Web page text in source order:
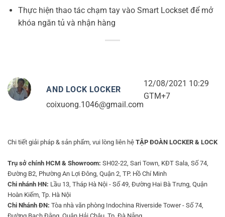
Thực hiện thao tác chạm tay vào Smart Lockset để mở
khóa ngăn tủ và nhận hàng
AND LOCK LOCKER
coixuong.1046@gmail.com
12/08/2021 10:29
GTM+7
Chi tiết giải pháp & sản phẩm, vui lòng liên hệ TẬP ĐOÀN LOCKER & LOCK
Trụ sở chính HCM & Showroom: SH02-22, Sari Town, KĐT Sala, Số 74,
Đường B2, Phường An Lợi Đông, Quận 2, TP. Hồ Chí Minh
Chi nhánh HN: Lầu 13, Tháp Hà Nội - Số 49, Đường Hai Bà Trưng, Quận
Hoàn Kiếm, Tp. Hà Nội
Chi Nhánh ĐN: Tòa nhà văn phòng Indochina Riverside Tower - Số 74,